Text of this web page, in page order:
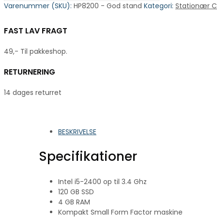
Varenummer (SKU): HP8200 - God stand Kategori: Stationær
FAST LAV FRAGT
49,- Til pakkeshop.
RETURNERING
14 dages returret
BESKRIVELSE
Specifikationer
Intel i5-2400 op til 3.4 Ghz
120 GB SSD
4 GB RAM
Kompakt Small Form Factor maskine